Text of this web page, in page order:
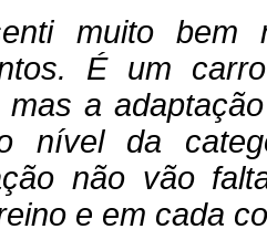
muito bem
É um
mas a
nível da
não vão
e em cada